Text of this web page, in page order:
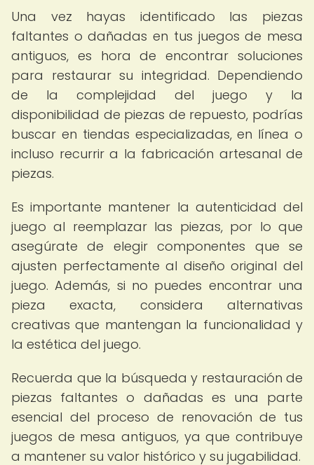
Una vez hayas identificado las piezas
faltantes o dañadas en tus juegos de mesa
antiguos, es hora de encontrar soluciones
para restaurar su integridad. Dependiendo
de la complejidad del juego y la
disponibilidad de piezas de repuesto, podrías
buscar en tiendas especializadas, en línea o
incluso recurrir a la fabricación artesanal de
piezas.
Es importante mantener la autenticidad del
juego al reemplazar las piezas, por lo que
asegúrate de elegir componentes que se
ajusten perfectamente al diseño original del
juego. Además, si no puedes encontrar una
pieza exacta, considera alternativas
creativas que mantengan la funcionalidad y
la estética del juego.
Recuerda que la búsqueda y restauración de
piezas faltantes o dañadas es una parte
esencial del proceso de renovación de tus
juegos de mesa antiguos, ya que contribuye
a mantener su valor histórico y su jugabilidad.